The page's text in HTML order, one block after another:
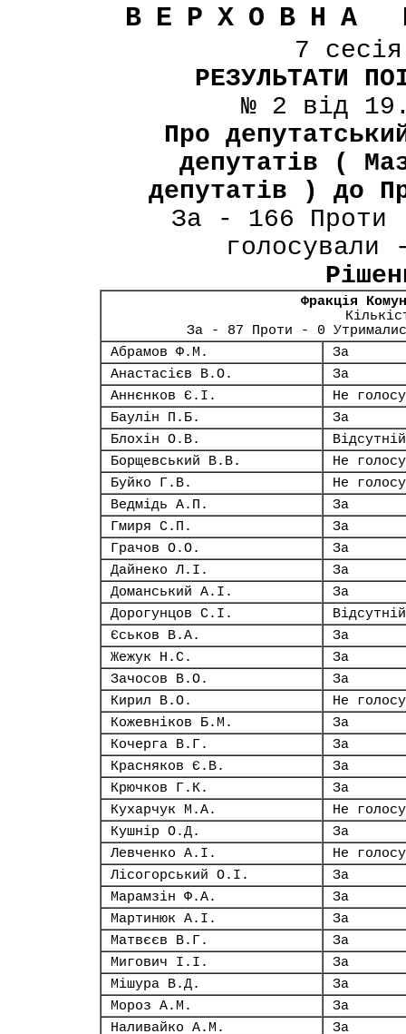
ВЕРХОВНА
7
РЕЗУЛЬТАТИ
№ 2 від
Про
депутатів (
депутатів ) до
За - 166 Проти
Фракція
За - 87 Проти - 0
Абрамов Ф.М.
За
Анастасієв В.О.
За
Аннєнков Є.І.
Не
Баулін П.Б.
За
Блохін О.В.
Відсутній
Борщевський В.В.
Не
Буйко Г.В.
Не
Ведмідь А.П.
За
Гмиря С.П.
За
Грачов О.О.
За
Дайнеко Л.І.
За
Доманський А.І.
За
Дорогунцов С.І.
Відсутній
Єськов В.А.
За
Жежук Н.С.
За
Зачосов В.О.
За
Кирил В.О.
Не
Кожевніков Б.М.
За
Кочерга В.Г.
За
Красняков Є.В.
За
Крючков Г.К.
За
Кухарчук М.А.
Не
Кушнір О.Д.
За
Левченко А.І.
Не
Лісогорський О.І.
За
Марамзін Ф.А.
За
Мартинюк А.І.
За
Матвєєв В.Г.
За
Мигович І.І.
За
Мішура В.Д.
За
Мороз А.М.
За
Наливайко А.М.
За